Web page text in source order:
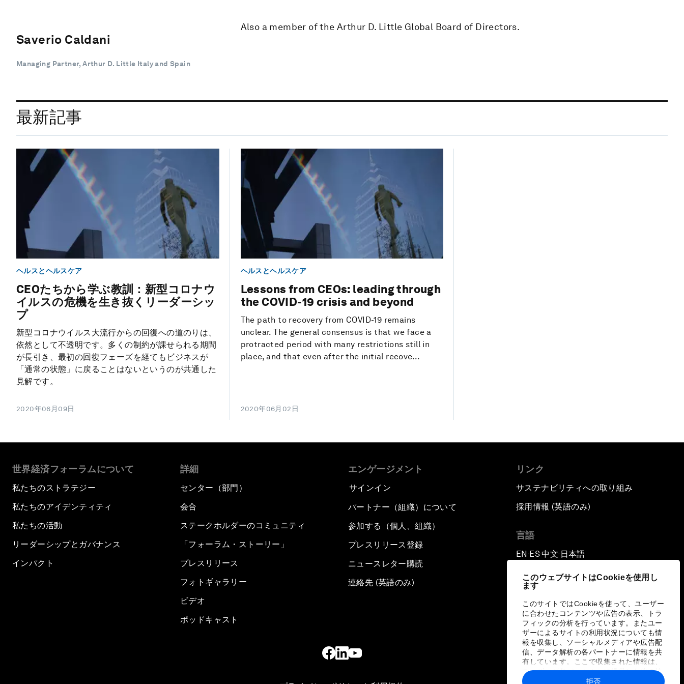
このウェブサイトはCookieを使用し
ます
このサイトではCookieを使って、ユーザー
に合わせたコンテンツや広告の表示、トラ
フィックの分析を行っています。またユー
ザーによるサイトの利用状況についても情
報を収集し、ソーシャルメディアや広告配
信、データ解析の各パートナーに情報を共
有しています。ここで収集された情報は、
ユーザーが各パートナーに提供した他の情
報や各パートナーのサービスを使用した際
拒否
Saverio Caldani
Managing Partner, Arthur D. Little Italy and Spain
Also a member of the Arthur D. Little Global Board of Directors.
最新記事
ヘルスとヘルスケア
CEOたちから学ぶ教訓：新型コロナウ
イルスの危機を生き抜くリーダーシッ
プ
新型コロナウイルス大流行からの回復への道のりは、
依然として不透明です。多くの制約が課せられる期間
が長引き、最初の回復フェーズを経てもビジネスが
「通常の状態」に戻ることはないというのが共通した
見解です。
2020年06月09日
ヘルスとヘルスケア
Lessons from CEOs: leading through
the COVID-19 crisis and beyond
The path to recovery from COVID-19 remains
unclear. The general consensus is that we face a
protracted period with many restrictions still in
place, and that even after the initial recove...
2020年06月02日
世界経済フォーラムについて
私たちのストラテジー
私たちのアイデンティティ
私たちの活動
リーダーシップとガバナンス
インパクト
詳細
センター（部門）
会合
ステークホルダーのコミュニティ
「フォーラム・ストーリー」
プレスリリース
フォトギャラリー
ビデオ
ポッドキャスト
エンゲージメント
サインイン
パートナー（組織）について
参加する（個人、組織）
プレスリリース登録
ニュースレター購読
連絡先 (英語のみ)
リンク
サステナビリティへの取り組み
採用情報 (英語のみ)
言語
EN ▪ ES▪中文▪ 日本語